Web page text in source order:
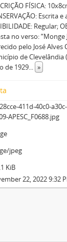
FÍSICA:
Escrita
Regular;
no verso: “Monge
pelo José Alves
de Clevelândia
de 1929... »
411d-40c0-
APESC_F0688.jpg
jpeg
KiB
22, 2022 9:32